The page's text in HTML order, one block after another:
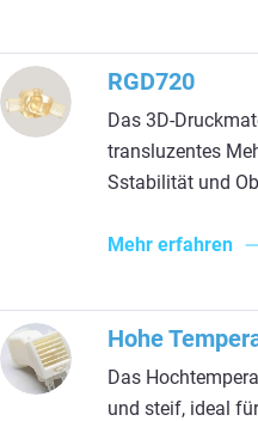
RGD720
Das 3D-
transluzentes
Sstabilität und
Mehr erfahren
Hohe
Das
und steif, ideal